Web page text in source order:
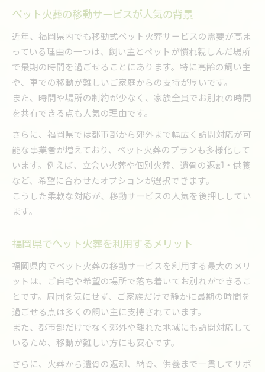
ペット火葬の移動サービスが人気の背景
近年、福岡県内でも移動式ペット火葬サービスの需要が高ま
っている理由の一つは、飼い主とペットが慣れ親しんだ場所
で最期の時間を過ごせることにあります。特に高齢の飼い主
や、車での移動が難しいご家庭からの支持が厚いです。
また、時間や場所の制約が少なく、家族全員でお別れの時間
を共有できる点も人気の理由です。
さらに、福岡県では都市部から郊外まで幅広く訪問対応が可
能な事業者が増えており、ペット火葬のプランも多様化して
います。例えば、立会い火葬や個別火葬、遺骨の返却・供養
など、希望に合わせたオプションが選択できます。
こうした柔軟な対応が、移動サービスの人気を後押ししてい
ます。
福岡県でペット火葬を利用するメリット
福岡県内でペット火葬の移動サービスを利用する最大のメリ
ットは、ご自宅や希望の場所で落ち着いてお別れができるこ
とです。周囲を気にせず、ご家族だけで静かに最期の時間を
過ごせる点は多くの飼い主に支持されています。
また、都市部だけでなく郊外や離れた地域にも訪問対応して
いるため、移動が難しい方にも安心です。
さらに、火葬から遺骨の返却、納骨、供養まで一貫してサポ